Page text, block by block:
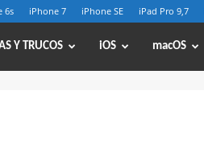
6s iPhone 7 iPhone SE iPad Pro 9,7
Y TRUCOS iOS macOS